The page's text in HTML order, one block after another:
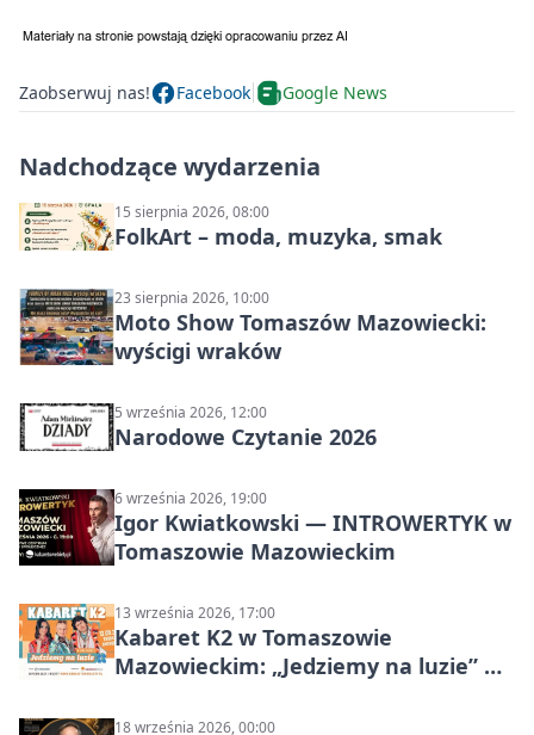
Zaobserwuj nas! Facebook Google News
Nadchodzące wydarzenia
15 sierpnia 2026, 08:00
FolkArt – moda, muzyka, smak
23 sierpnia 2026, 10:00
Moto Show Tomaszów Mazowiecki:
wyścigi wraków
5 września 2026, 12:00
Narodowe Czytanie 2026
6 września 2026, 19:00
Igor Kwiatkowski — INTROWERTYK w
Tomaszowie Mazowieckim
13 września 2026, 17:00
Kabaret K2 w Tomaszowie
Mazowieckim: „Jedziemy na luzie” w
Społecznej
18 września 2026, 00:00